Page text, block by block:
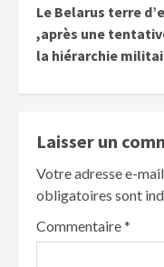
Le Belarus terre
,après une
la hiérarchie
Laisser un
Votre adresse e-
obligatoires sont
Commentaire*